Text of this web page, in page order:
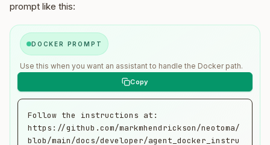
prompt like this:
DOCKER PROMPT
Use this when you want an assistant to handle the Docker path.
Follow the instructions at:
https://github.com/markmhendrickson/neotoma/
blob/main/docs/developer/agent_docker_instru